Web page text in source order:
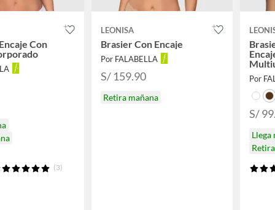
Con
(3)
LEONISA
Brasier Con Encaje
Por FALABELLA
S/ 159.90
Retira mañana
Por
S/
Llega